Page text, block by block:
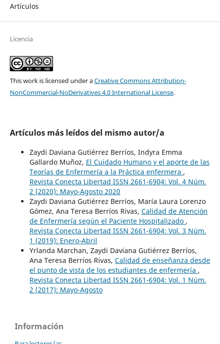
Artículos
Licencia
This work is licensed under aCreative Commons Attribution-
NonCommercial-NoDerivatives 4.0 International License.
Artículos más leídos del mismo autor/a
Zaydi Daviana Gutiérrez Berríos, Indyra Emma
Gallardo Muñoz, El Cuidado Humano y el aporte de las
Teorías de Enfermería a la Práctica enfermera ,
Revista Conecta Libertad ISSN 2661-6904: Vol. 4 Núm.
2 (2020): Mayo-Agosto 2020
Zaydi Daviana Gutiérrez Berríos, María Laura Lorenzo
Gómez, Ana Teresa Berríos Rivas, Calidad de Atención
de Enfermería según el Paciente Hospitalizado ,
Revista Conecta Libertad ISSN 2661-6904: Vol. 3 Núm.
1 (2019): Enero-Abril
Yrlanda Marchan, Zaydi Daviana Gutiérrez Berríos,
Ana Teresa Berríos Rivas, Calidad de enseñanza desde
el punto de vista de los estudiantes de enfermería ,
Revista Conecta Libertad ISSN 2661-6904: Vol. 1 Núm.
2 (2017): Mayo-Agosto
Información